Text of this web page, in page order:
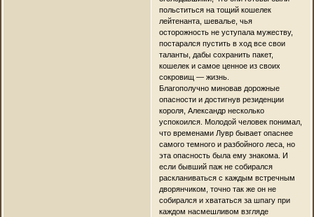
польститься на тощий кошелек
лейтенанта, шевалье, чья
осторожность не уступала мужеству,
постарался пустить в ход все свои
таланты, дабы сохранить пакет,
кошелек и самое ценное из своих
сокровищ — жизнь.
Благополучно миновав дорожные
опасности и достигнув резиденции
короля, Александр несколько
успокоился. Молодой человек понимал,
что временами Лувр бывает опаснее
самого темного и разбойного леса, но
эта опасность была ему знакома. И
если бывший паж не собирался
раскланиваться с каждым встречным
дворянчиком, точно так же он не
собирался и хвататься за шпагу при
каждом насмешливом взгляде